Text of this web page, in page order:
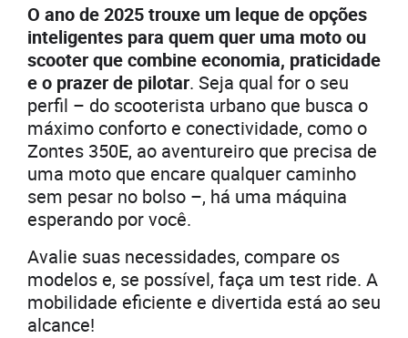
O ano de 2025 trouxe um leque de opções
inteligentes para quem quer uma moto ou
scooter que combine economia, praticidade
e o prazer de pilotar. Seja qual for o seu
perfil – do scooterista urbano que busca o
máximo conforto e conectividade, como o
Zontes 350E, ao aventureiro que precisa de
uma moto que encare qualquer caminho
sem pesar no bolso –, há uma máquina
esperando por você.
Avalie suas necessidades, compare os
modelos e, se possível, faça um test ride. A
mobilidade eficiente e divertida está ao seu
alcance!